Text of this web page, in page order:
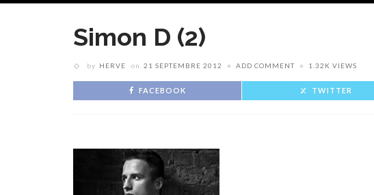
Simon D (2)
by HERVE on 21 SEPTEMBRE 2012 ADD COMMENT 1.32K VIEWS
FACEBOOK TWITTER